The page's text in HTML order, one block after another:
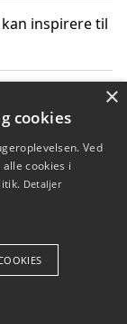
inspirere til
×
cookies
Ved
cookies i
Detaljer